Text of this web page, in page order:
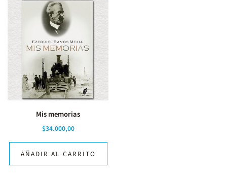
Mis memorias
$34.000,00
AÑADIR AL CARRITO